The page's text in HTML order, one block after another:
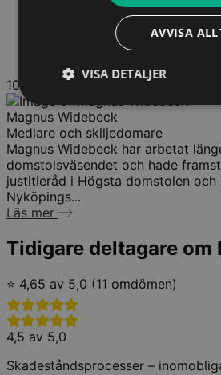
10
Magnus Widebeck
Medlare och skiljedomare
Magnus Widebeck har arbetat
domstolsväsendet och hade
justitieråd i Högsta domstolen och
Nyköpings...
Läs mer
Tidigare deltagare om
⭐ 4,65 av 5,0 (11 omdömen)
4,5 av 5,0
Skadeståndsprocesser –
AVVISA
VISA DETALJER